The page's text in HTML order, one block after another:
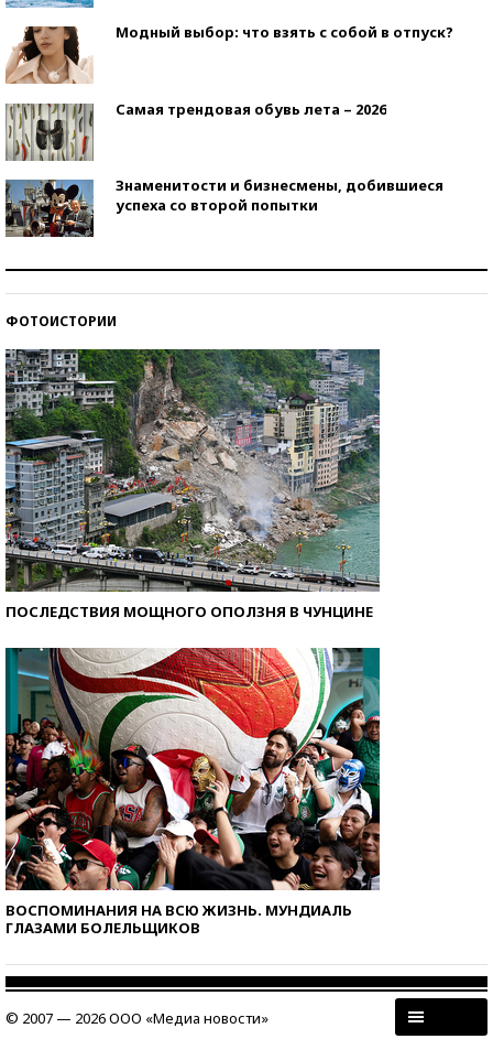
Модный выбор: что взять с собой в отпуск?
Самая трендовая обувь лета – 2026
Знаменитости и бизнесмены, добившиеся
успеха со второй попытки
ФОТОИСТОРИИ
ПОСЛЕДСТВИЯ МОЩНОГО ОПОЛЗНЯ В ЧУНЦИНЕ
ВОСПОМИНАНИЯ НА ВСЮ ЖИЗНЬ. МУНДИАЛЬ
ГЛАЗАМИ БОЛЕЛЬЩИКОВ
© 2007 — 2026 ООО «Медиа новости»